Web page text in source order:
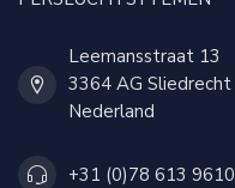
Leemansstraat 13
3364 AG Sliedrecht
Nederland
+31 (0)78 613 9610